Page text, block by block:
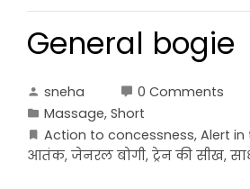
General bogie
sneha
0 Comments
Massage, Short
Action to concessness, Alert in
आतंक, जेनरल बोगी, ट्रेन की सीख,